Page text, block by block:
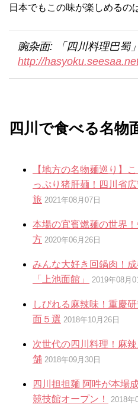
日本でもこの味が楽しめるの
豌杂面: 「四川料理巴蜀
http://
四川で食べる名物
【地方の名物麺巡り】
っぷり猪肝麺！四川省
旅 2021年08月07日
本場の宜賓燃麺の世界
方 2020年06月26日
みんな大好き回鍋肉！
「上池面館」
2019年08月
しびれる麻辣味！重慶
面５選 2018年10月26日
次世代の四川料理！麻
舗 2018年09月30日
四川担担麺 阿吽が本場
競技館オープン！
2018年